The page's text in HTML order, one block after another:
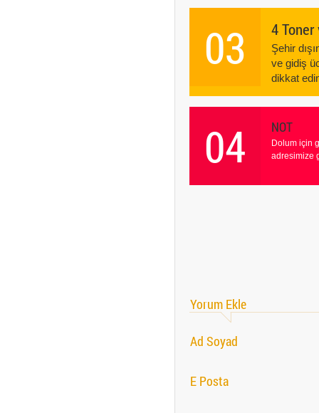
03 4
Şehir
ve gidiş
dikkat
04 NOT
Dolum için
adresimize
Yorum Ekle
Ad Soyad
E Posta